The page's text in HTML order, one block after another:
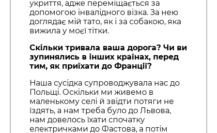
укриття, адже переміщається за
допомогою інвалідного візка. За нею
доглядає мій тато, як і за собакою, яка
вижила у моєї тітки.
Скільки тривала ваша дорога? Чи ви
зупинялись в інших країнах, перед
тим, як приїхати до Франції?
Наша сусідка супроводжувала нас до
Польщі. Оскільки ми живемо в
маленькому селі й звідти потяги не
їздять, а нам треба було до Львова,
нам довелось їхати спочатку
електричками до Фастова, а потім